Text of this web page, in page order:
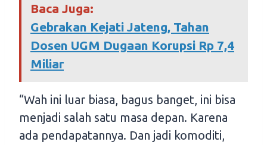
Baca Juga:
Gebrakan Kejati Jateng, Tahan
Dosen UGM Dugaan Korupsi Rp 7,4
Miliar
“Wah ini luar biasa, bagus banget, ini bisa
menjadi salah satu masa depan. Karena
ada pendapatannya. Dan jadi komoditi,